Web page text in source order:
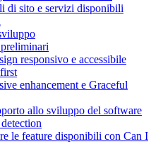
di sito e servizi disponibili
responsivo e accessibile
enhancement e Graceful
allo sviluppo del software
le feature disponibili con Can I